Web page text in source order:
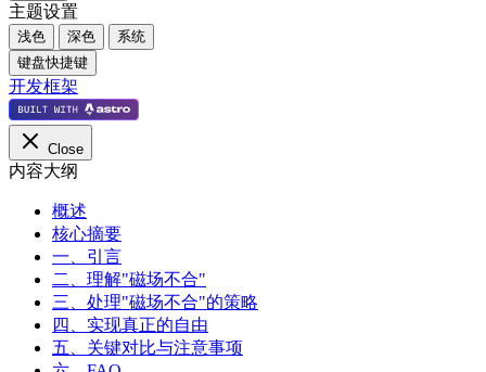
主题设置
浅色 深色
系统
键盘快捷键
开发框架
Close
内容大纲
概述
核心摘要
一、引言
二、理解"磁场不合"
三、处理"磁场不合"的策略
四、实现真正的自由
五、关键对比与注意事项